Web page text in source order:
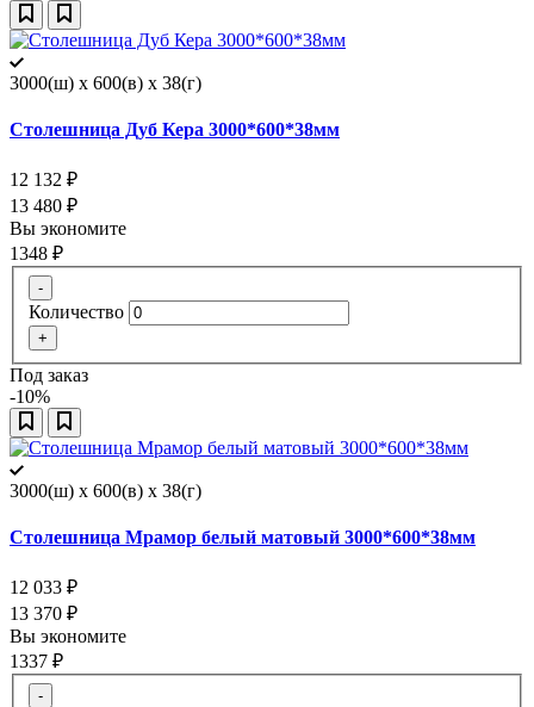
3000(ш) x 600(в) x 38(г)
Столешница Дуб Кера 3000*600*38мм
12 132 ₽
13 480 ₽
Вы экономите
1348 ₽
-
Количество
+
Под заказ
-10%
3000(ш) x 600(в) x 38(г)
Столешница Мрамор белый матовый 3000*600*38мм
12 033 ₽
13 370 ₽
Вы экономите
1337 ₽
-